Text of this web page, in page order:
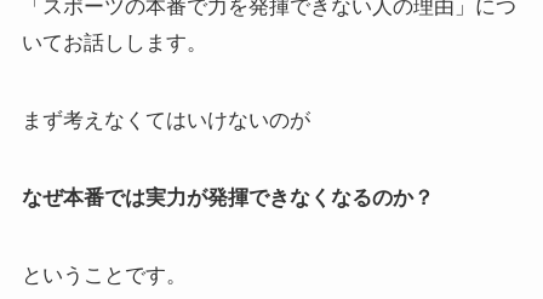
「スポーツの本番で力を発揮できない人の理由」につ
いてお話しします。
まず考えなくてはいけないのが
なぜ本番では実力が発揮できなくなるのか？
ということです。